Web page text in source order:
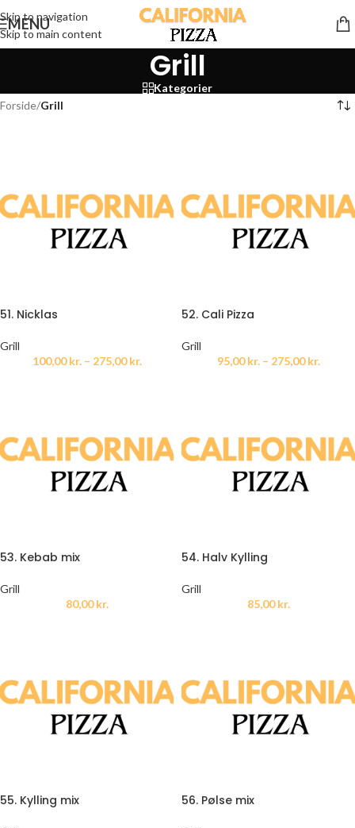
Skip to navigation
Skip to main content
MENU
Grill
Kategorier
Forside/Grill
51. Nicklas
Grill
100,00kr. – 275,00kr.
52. Cali Pizza
Grill
95,00kr. – 275,00kr.
53. Kebab mix
Grill
80,00kr.
54. Halv Kylling
Grill
85,00kr.
55. Kylling mix 56. Pølse mix